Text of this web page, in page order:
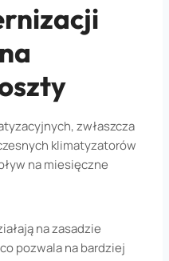
zwłaszcza
klimatyzatorów
na miesięczne
na zasadzie
pozwala na bardziej